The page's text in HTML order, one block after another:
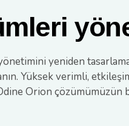
yeniden
Yüksek verimli,
Orion çözümümüzün